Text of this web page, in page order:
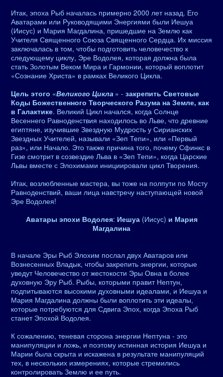
Итак, эпоха Рыб началась примерно 2000 лет назад. Его
Аватарами или Руководящими Энергиями были Иешуа
(Иисус) и Мария Магдалина, пришедшие на Землю как
Учителя Священного Союза Священного Сердца. Их миссия
заключалась в том, чтобы подготовить человечество к
следующему циклу, Эре Водолея, которая должна была
стать Золотым Веком Мира и Гармонии, который воплотит
«Сознание Христа» в рамках Великого Цикла.
Цель этого «Великого Цикла » - закрепить Световые
Коды Божественного Творческого Разума на Земле, как
в Галактике. Великий Цикл начался, когда Солнце
Весеннего Равноденствия находилось во Льве, что древние
египтяне, изучившие Звездную Мудрость у Сирианских
Звездных Учителей, называли «Зеп Тепи», или «Первый
раз», или Начало. Это также причина того, почему Сфинкс в
Гизе смотрит в созвездие Льва в «Зеп Тепи», когда Царские
Львы вместе с Элохимами инициировали цикл Творения.
Итак, возлюбленные мастера, вы тоже на полпути по Мосту
Равноденствий, ваши лица навстречу наступающей новой
Эре Водолея!
Аватары эпохи Водолея: Иешуа (Иисус) и Мария
Магдалина
В начале Эры Рыб Элохим послал двух Аватаров или
Вознесенных Владык, чтобы закрепить энергии, которые
уведут Человечество от жестокости Эры Овна в более
духовную Эру Рыб. Рыбы, которыми правит Нептун,
подпитываются высокими духовными идеалами, и Иешуа и
Мария Магдалина должны были воплотить эти идеалы,
которые потребуются для Сдвига Эпох, когда Эпоха Рыб
станет Эпохой Водолея.
К сожалению, теневая сторона энергии Нептуна - это
манипуляции и ложь, и поэтому истинная история Иешуа и
Марии была скрыта и искажена в результате манипуляций
тех, в нескольких измерениях, которые стремились
контролировать Землю и ее путь.